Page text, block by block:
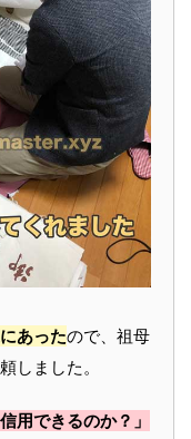
あったので、祖母
しました。
用できるのか？」